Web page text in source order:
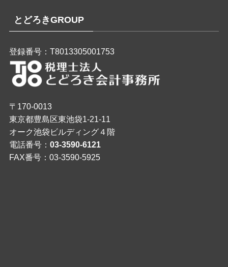
とどろきGROUP
登録番号：T8013305001753
〒170-0013
東京都豊島区東池袋1-21-11
オーク池袋ビルディング４階
電話番号： 03-3590-6121
FAX番号：03-3590-5925